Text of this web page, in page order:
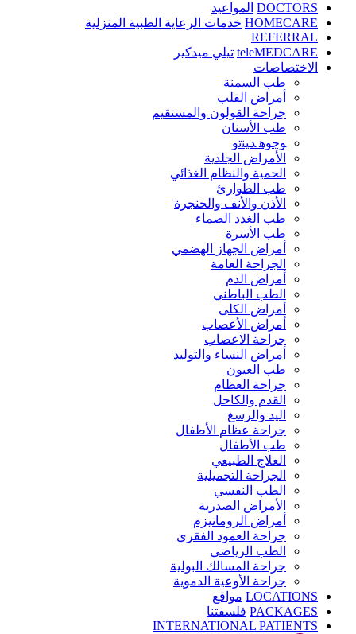
DOCTORS المواعيد
HOMECARE خدمات الرعاية الطبية المنزلية
REFERRAL
teleMEDCARE تيلي ميدكير
الاختصاصات
طب السمنة
أمراض القلب
جراحة القولون والمستقيم
طب الأسنان
ﻮﺟﻮﻫ ﺪﻴﻨﺗﻭ
الأمراض الجلدية
الحمية والنظام الغذائي
طب الطوارئ
الأذن والأنف والحنجرة
طب الغدد الصماء
طب الأسرة
أمراض الجهاز الهضمي
الجراحة العامة
أمراض الدم
الطب الباطني
أمراض الكلى
أمراض الأعصاب
جراحة الاعصاب
أمراض النساء والتوليد
طب العيون
جراحة العظام
القدم والكاحل
اليد والرسغ
جراحة عظام الأطفال
طب الأطفال
العلاج الطبيعي
الجراحة التجميلية
الطب النفسي
الأمراض الصدرية
أمراض الروماتيزم
جراحة العمود الفقري
الطب الرياضي
جراحة المسالك البولية
جراحة الأوعية الدموية
LOCATIONS مواقع
PACKAGES فلسفتنا
INTERNATIONAL PATIENTS